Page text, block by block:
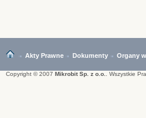
Akty Prawne Dokumenty Organy
Copyright © 2007 Mikrobit Sp. z o.o. . Wszystkie